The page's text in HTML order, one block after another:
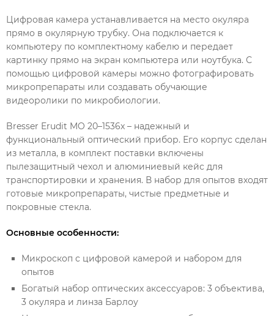
Цифровая камера устанавливается на место окуляра
прямо в окулярную трубку. Она подключается к
компьютеру по комплектному кабелю и передает
картинку прямо на экран компьютера или ноутбука. С
помощью цифровой камеры можно фотографировать
микропрепараты или создавать обучающие
видеоролики по микробиологии.
Bresser Erudit MO 20–1536x – надежный и
функциональный оптический прибор. Его корпус сделан
из металла, в комплект поставки включены
пылезащитный чехол и алюминиевый кейс для
транспортировки и хранения. В набор для опытов входят
готовые микропрепараты, чистые предметные и
покровные стекла.
Основные особенности:
Микроскоп с цифровой камерой и набором для
опытов
Богатый набор оптических аксессуаров: 3 объектива,
3 окуляра и линза Барлоу